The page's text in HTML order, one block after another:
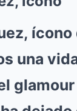
ícono
una